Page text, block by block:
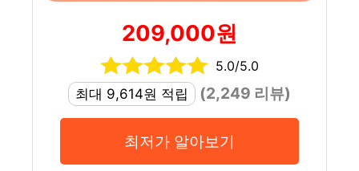
209,000원
5.0/5.0
최대 9,614원 적립
(2,249 리뷰)
최저가 알아보기